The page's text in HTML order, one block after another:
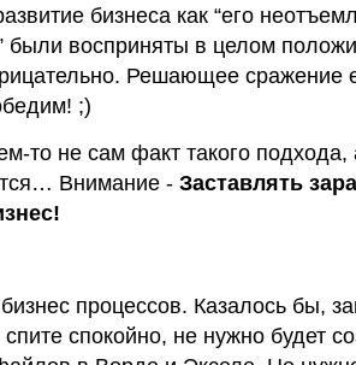
бизнеса как “его
восприняты в целом
Решающее сражение
;)
то не сам факт такого подхода,
Внимание - Заставлять
процессов. Казалось бы,
спокойно, не нужно будет